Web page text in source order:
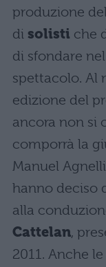
produzione
di solisti che
di sfondare
spettacolo. Al
edizione del
ancora non si
comporrà la
Manuel
hanno deciso
alla
Cattelan,
2011. Anche le